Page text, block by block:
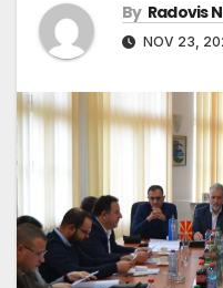
By Radovis
NOV 23,